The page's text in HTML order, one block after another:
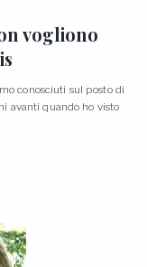
vogliono
conosciuti sul posto di
avanti quando ho visto